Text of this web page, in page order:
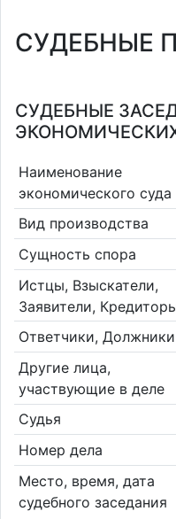
СУДЕБНЫЕ
СУДЕБНЫЕ
Наименование
экономического суда
Вид производства
Сущность спора
Истцы, Взыскатели,
Заявители,
Ответчики, Должники
Другие лица,
участвующие в деле
Судья
Номер дела
Место, время, дата
судебного заседания